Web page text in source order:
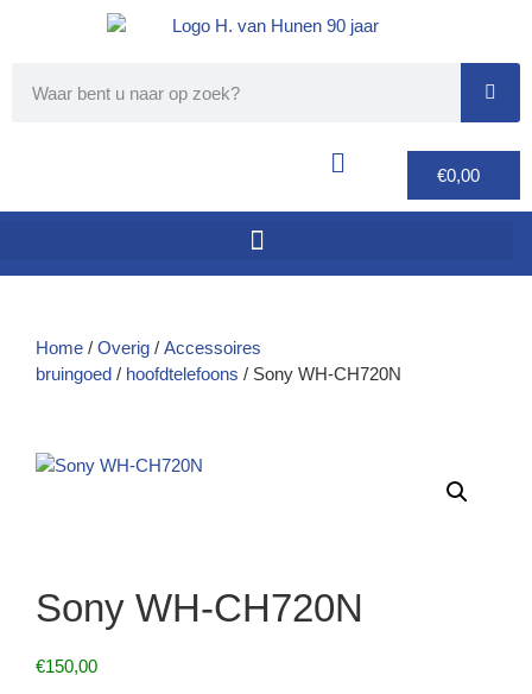
€0,00
Home / Overig / Accessoires
bruingoed / hoofdtelefoons / Sony WH-CH720N
Sony WH-CH720N
€150,00